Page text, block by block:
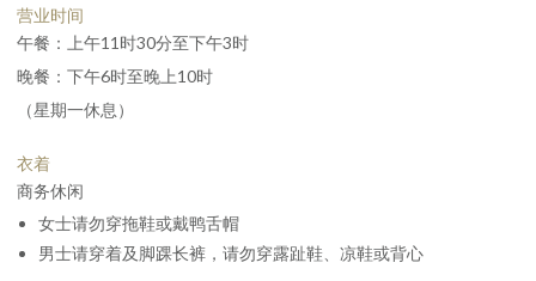
营业时间
午餐：上午11时30分至下午3时
晚餐：下午6时至晚上10时
（星期一休息）
衣着
商务休闲
女士请勿穿拖鞋或戴鸭舌帽
男士请穿着及脚踝长裤，请勿穿露趾鞋、凉鞋或背心